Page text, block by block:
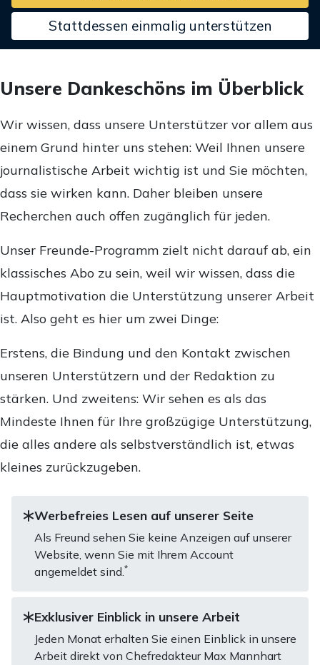
Stattdessen einmalig unterstützen
Unsere Dankeschöns im Überblick
Wir wissen, dass unsere Unterstützer vor allem aus
einem Grund hinter uns stehen: Weil Ihnen unsere
journalistische Arbeit wichtig ist und Sie möchten,
dass sie wirken kann. Daher bleiben unsere
Recherchen auch offen zugänglich für jeden.
Unser Freunde-Programm zielt nicht darauf ab, ein
klassisches Abo zu sein, weil wir wissen, dass die
Hauptmotivation die Unterstützung unserer Arbeit
ist. Also geht es hier um zwei Dinge:
Erstens, die Bindung und den Kontakt zwischen
unseren Unterstützern und der Redaktion zu
stärken. Und zweitens: Wir sehen es als das
Mindeste Ihnen für Ihre großzügige Unterstützung,
die alles andere als selbstverständlich ist, etwas
kleines zurückzugeben.
Werbefreies Lesen auf unserer Seite
Als Freund sehen Sie keine Anzeigen auf unserer
Website, wenn Sie mit Ihrem Account
angemeldet sind.*
Exklusiver Einblick in unsere Arbeit
Jeden Monat erhalten Sie einen Einblick in unsere
Arbeit direkt von Chefredakteur Max Mannhart